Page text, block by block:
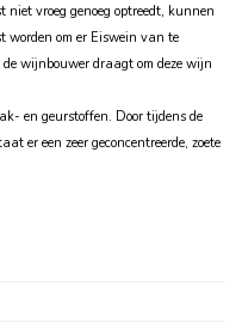
vroeg genoeg optreedt, kunnen
worden om er Eiswein van te
wijnbouwer draagt om deze wijn
en geurstoffen. Door tijdens de
er een zeer geconcentreerde, zoete